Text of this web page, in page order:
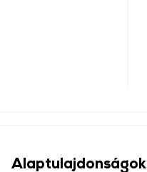
Alaptulajdonságok